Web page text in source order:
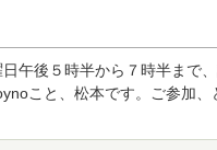
午後５時半から７時半まで
こと、松本です。ご参加、